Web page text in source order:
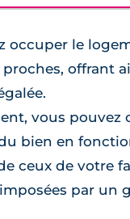
occuper le
proches, offrant
vous pouvez
bien en
ceux de votre
par un